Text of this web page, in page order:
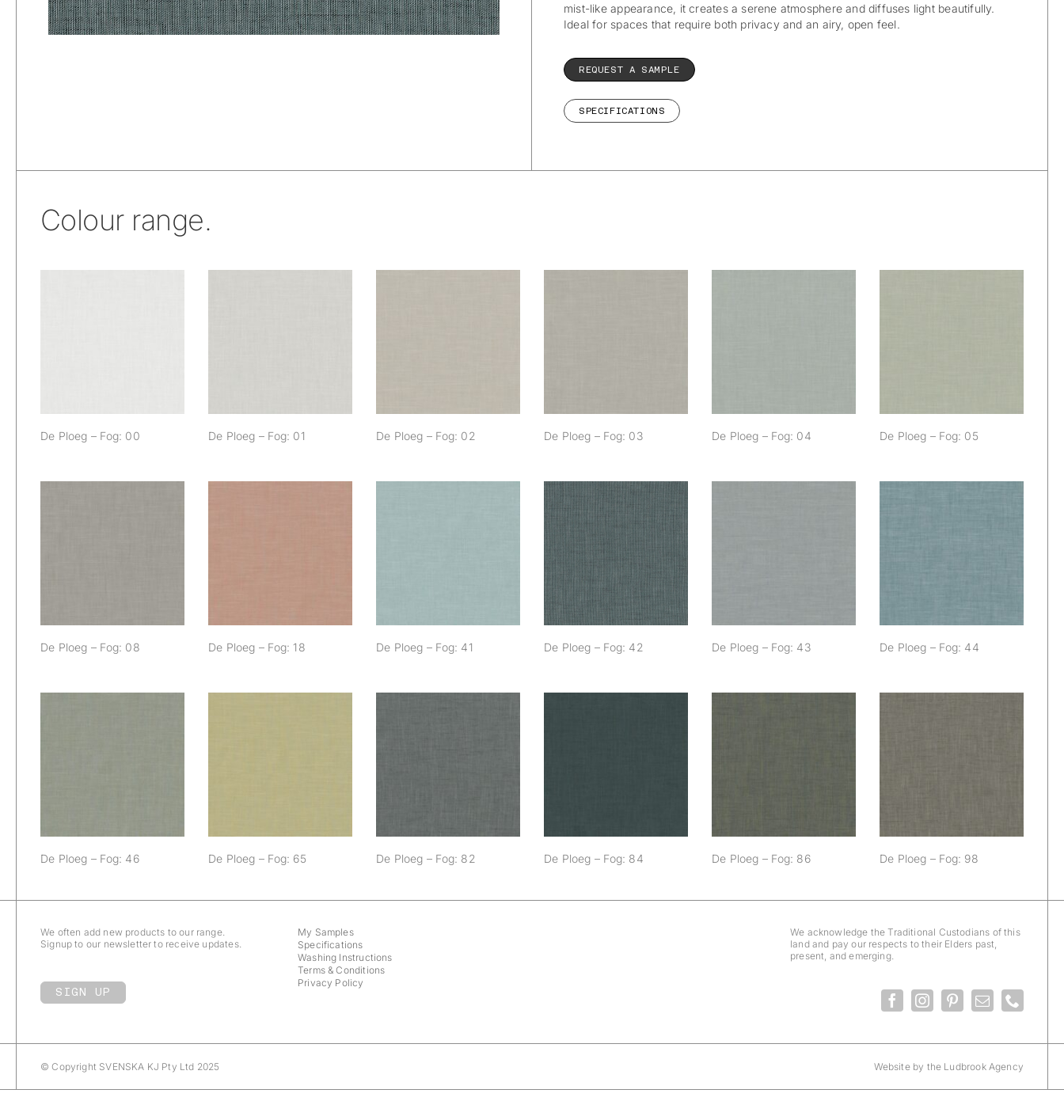
mist-like appearance, it creates a serene atmosphere and diffuses light beautifully.
Ideal for spaces that require both privacy and an airy, open feel.
REQUEST A SAMPLE
SPECIFICATIONS
Colour range.
De Ploeg – Fog: 00 De Ploeg – Fog: 01 De Ploeg – Fog: 02 De Ploeg – Fog: 03 De Ploeg – Fog: 04 De Ploeg – Fog: 05
De Ploeg – Fog: 08 De Ploeg – Fog: 18 De Ploeg – Fog: 41
De Ploeg – Fog: 42
De Ploeg – Fog: 42 De Ploeg – Fog: 43 De Ploeg – Fog: 44
De Ploeg – Fog: 46 De Ploeg – Fog: 65 De Ploeg – Fog: 82 De Ploeg – Fog: 84 De Ploeg – Fog: 86 De Ploeg – Fog: 98
We often add new products to our range.
Signup to our newsletter to receive updates.
SIGN UP
My Samples
Specifications
Washing Instructions
Terms & Conditions
Privacy Policy
We acknowledge the Traditional Custodians of this
land and pay our respects to their Elders past,
present, and emerging.
© Copyright SVENSKA KJ Pty Ltd 2025 Website by the Ludbrook Agency